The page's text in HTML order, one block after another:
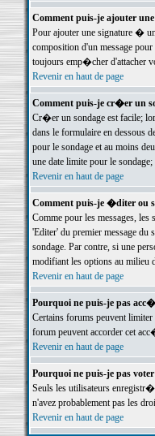
Comment puis-je ajouter
Pour ajouter une signature �
composition d'un message
toujours emp�cher d'attacher
Revenir en haut de page
Comment puis-je cr�er un
Cr�er un sondage est facile;
dans le formulaire en dessous
pour le sondage et au moins
une date limite pour le
Revenir en haut de page
Comment puis-je �diter ou
Comme pour les messages,
'Editer' du premier message
sondage. Par contre, si une
modifiant les options au milieu
Revenir en haut de page
Pourquoi ne puis-je pas
Certains forums peuvent
forum peuvent accorder cet
Revenir en haut de page
Pourquoi ne puis-je pas
Seuls les utilisateurs
n'avez probablement pas les
Revenir en haut de page